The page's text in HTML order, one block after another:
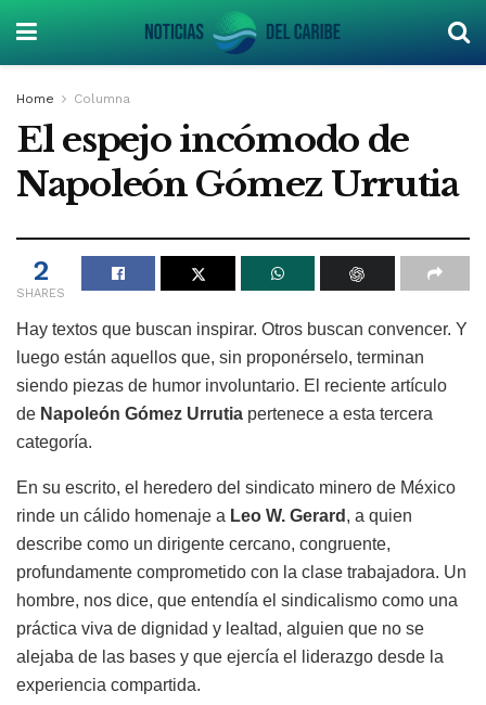
Home Columna
El espejo incómodo de
Napoleón Gómez Urrutia
2
SHARES
Hay textos que buscan inspirar. Otros buscan convencer. Y
luego están aquellos que, sin proponérselo, terminan
siendo piezas de humor involuntario. El reciente artículo
de Napoleón Gómez Urrutia pertenece a esta tercera
categoría.
En su escrito, el heredero del sindicato minero de México
rinde un cálido homenaje a Leo W. Gerard , a quien
describe como un dirigente cercano, congruente,
profundamente comprometido con la clase trabajadora. Un
hombre, nos dice, que entendía el sindicalismo como una
práctica viva de dignidad y lealtad, alguien que no se
alejaba de las bases y que ejercía el liderazgo desde la
experiencia compartida.